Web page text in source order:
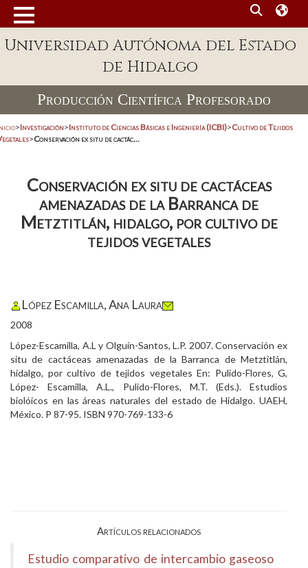
Universidad Autónoma del Estado
de Hidalgo
Producción Científica Profesorado
>Investigación>Instituto de Ciencias Básicas e Ingeniería (ICBI)>Cultivo de Tejidos
>Conservación ex situ de cactác...
Conservación ex situ de cactáceas
amenazadas de la Barranca de
Metztitlán, hidalgo, por cultivo de
tejidos vegetales
López Escamilla, Ana Laura
2008
López-Escamilla, A.L y Olguín-Santos, L.P. 2007. Conservación ex
situ de cactáceas amenazadas de la Barranca de Metztitlán,
hidalgo, por cultivo de tejidos vegetales En: Pulido-Flores, G,
López- Escamilla, A.L., Pulido-Flores, M.T. (Eds.). Estudios
biolóicos en las áreas naturales del estado de Hidalgo. UAEH,
México. P 87-95. ISBN 970-769-133-6
Artículos relacionados
Estudio comparativo de intercambio gaseoso